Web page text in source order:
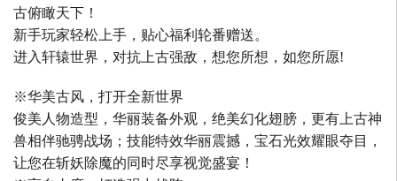
古俯瞰天下！
新手玩家轻松上手，贴心福利轮番赠送。
进入轩辕世界，对抗上古强敌，想您所想，如您所愿!
※华美古风，打开全新世界
俊美人物造型，华丽装备外观，绝美幻化翅膀，更有上古神
兽相伴驰骋战场；技能特效华丽震撼，宝石光效耀眼夺目，
让您在斩妖除魔的同时尽享视觉盛宴！